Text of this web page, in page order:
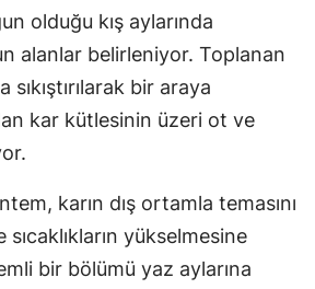
olduğu kış aylarında
alanlar belirleniyor. Toplanan
bir araya
kar kütlesinin üzeri ot ve
karın dış ortamla temasını
yükselmesine
bir bölümü yaz aylarına